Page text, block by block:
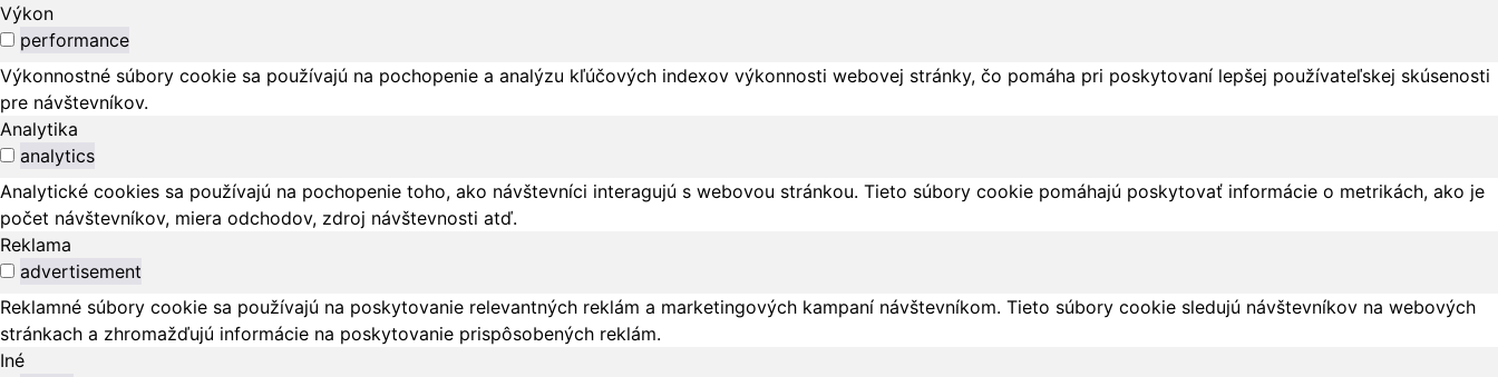
Výkon
performance
Výkonnostné súbory cookie sa používajú na pochopenie a analýzu kľúčových indexov výkonnosti webovej stránky, čo pomáha pri poskytovaní lepšej používateľskej skúsenosti
pre návštevníkov.
Analytika
analytics
Analytické cookies sa používajú na pochopenie toho, ako návštevníci interagujú s webovou stránkou. Tieto súbory cookie pomáhajú poskytovať informácie o metrikách, ako je
počet návštevníkov, miera odchodov, zdroj návštevnosti atď.
Reklama
advertisement
Reklamné súbory cookie sa používajú na poskytovanie relevantných reklám a marketingových kampaní návštevníkom. Tieto súbory cookie sledujú návštevníkov na webových
stránkach a zhromažďujú informácie na poskytovanie prispôsobených reklám.
Iné